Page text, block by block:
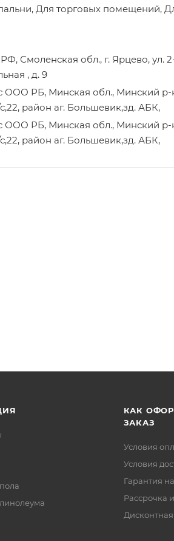
Для торговых помещений,
Смоленская обл., г. Ярцево, ул.
, д. 9
ООО РБ, Минская обл., Минский р-
район аг. Большевик,зд. АБК,
ООО РБ, Минская обл., Минский р-
район аг. Большевик,зд. АБК,
КАК
ЗАКАЗ
Условия
Условия
Гарантия
Рассрочка